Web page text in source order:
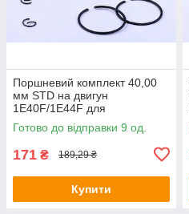
Поршневий комплект 40,00
мм STD на двигун
1Е40F/1E44F для
мотокультиватора, комплект:
6 одиниць
Готово до відправки 9 од.
171 ₴ 189,29 ₴
Купити